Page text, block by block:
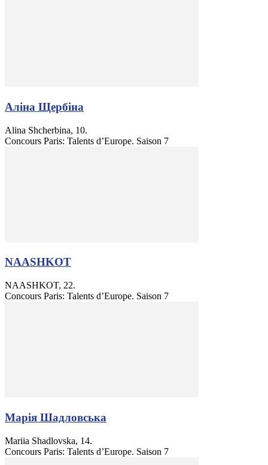
Аліна Щербіна
Alina Shcherbina, 10.
Concours Paris: Talents d’Europe. Saison 7
NAASHKOT
NAASHKOT, 22.
Concours Paris: Talents d’Europe. Saison 7
Марія Шадловська
Mariia Shadlovska, 14.
Concours Paris: Talents d’Europe. Saison 7